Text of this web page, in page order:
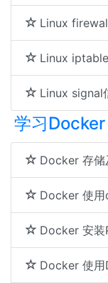
Linux
Linux
Linux signal
学习Docker
Docker 存储
Docker 使用
Docker 安装
Docker 使